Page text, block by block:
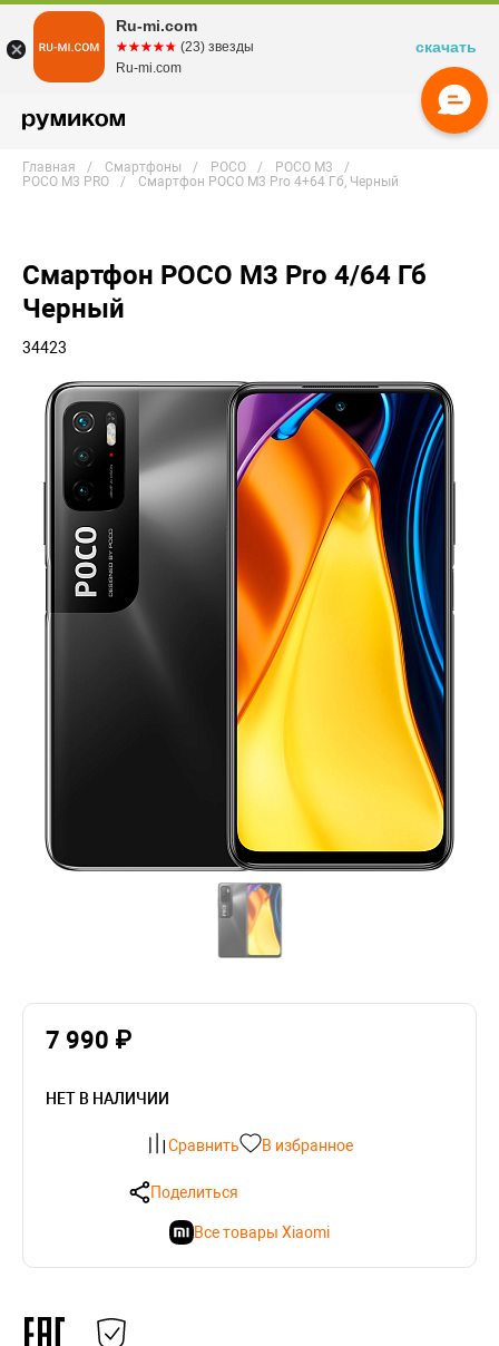
Главная Смартфоны POCO
POCO M3
POCO M3 PRO
Смартфон POCO M3 Pro 4+64 Гб, Черный
Смартфон POCO M3 Pro 4/64 Гб
Черный
34423
7 990 ₽
НЕТ В НАЛИЧИИ
Сравнить В избранное
Поделиться
Все товары Xiaomi
Ru-mi.com
☆☆☆☆☆
★★★★★ (23) звезды
Ru-mi.com
скачать